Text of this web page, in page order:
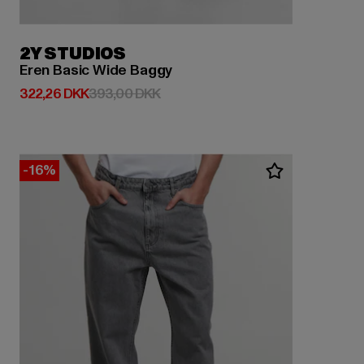
2Y STUDIOS
Eren Basic Wide Baggy
322,26 DKK
Nuværende pris: 322,26 DKK
393,00 DKKKampagnepris: 393,00 DKK
-16%